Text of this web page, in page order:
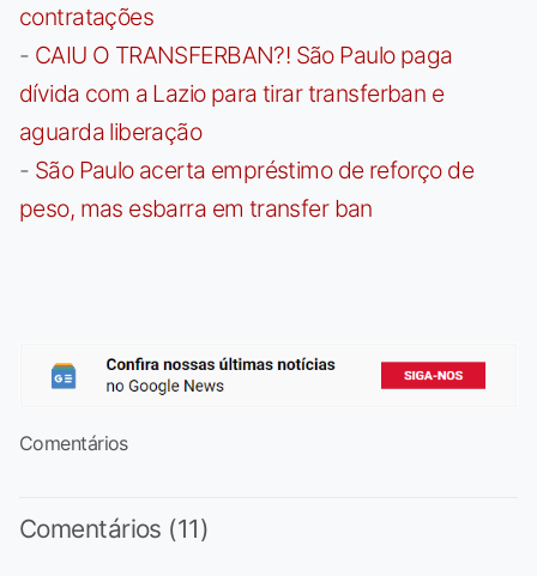
contratações
- CAIU O TRANSFERBAN?! São Paulo paga
dívida com a Lazio para tirar transferban e
aguarda liberação
- São Paulo acerta empréstimo de reforço de
peso, mas esbarra em transfer ban
Comentários
Comentários (11)